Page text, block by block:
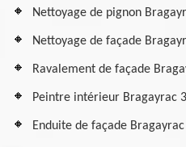
Nettoyage de pignon
Nettoyage de façade
Ravalement de façade
Peintre intérieur Bragayrac
Enduite de façade